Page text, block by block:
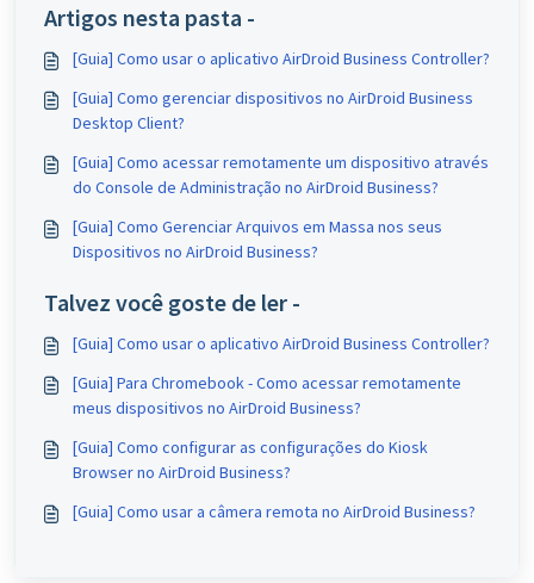
Artigos nesta pasta -
[Guia] Como usar o aplicativo AirDroid Business Controller?
[Guia] Como gerenciar dispositivos no AirDroid Business
Desktop Client?
[Guia] Como acessar remotamente um dispositivo através
do Console de Administração no AirDroid Business?
[Guia] Como Gerenciar Arquivos em Massa nos seus
Dispositivos no AirDroid Business?
Talvez você goste de ler -
[Guia] Como usar o aplicativo AirDroid Business Controller?
[Guia] Para Chromebook - Como acessar remotamente
meus dispositivos no AirDroid Business?
[Guia] Como configurar as configurações do Kiosk
Browser no AirDroid Business?
[Guia] Como usar a câmera remota no AirDroid Business?